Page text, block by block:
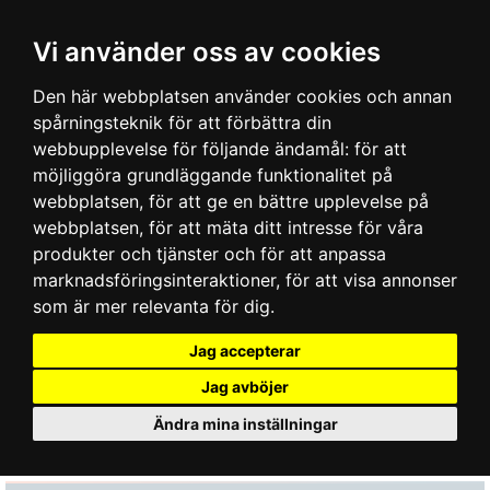
Vi använder oss av cookies
Den här webbplatsen använder cookies och annan
spårningsteknik för att förbättra din
webbupplevelse för följande ändamål: för att
möjliggöra grundläggande funktionalitet på
webbplatsen, för att ge en bättre upplevelse på
webbplatsen, för att mäta ditt intresse för våra
produkter och tjänster och för att anpassa
marknadsföringsinteraktioner, för att visa annonser
som är mer relevanta för dig.
Jag accepterar
Jag avböjer
Ändra mina inställningar